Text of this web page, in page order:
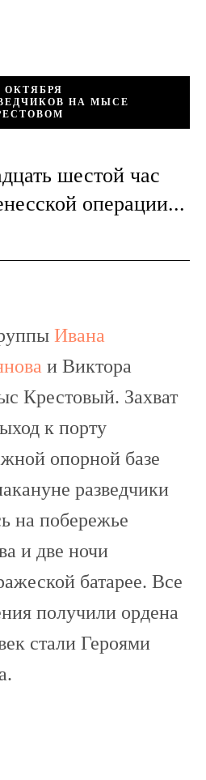
ОКТЯБРЯ
НА МЫСЕ
шестой час
операции...
Ивана
и Виктора
Крестовый. Захват
к порту
опорной базе
разведчики
на побережье
и две ночи
батарее. Все
получили ордена
стали Героями